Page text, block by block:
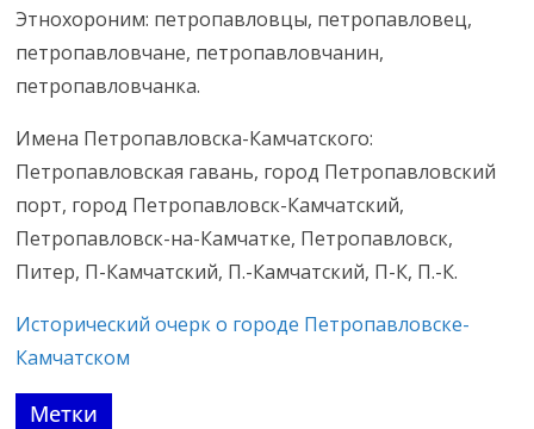
Этнохороним: петропавловцы, петропавловец,
петропавловчане, петропавловчанин,
петропавловчанка.
Имена Петропавловска-Камчатского:
Петропавловская гавань, город Петропавловский
порт, город Петропавловск-Камчатский,
Петропавловск-на-Камчатке, Петропавловск,
Питер, П-Камчатский, П.-Камчатский, П-К, П.-К.
Исторический очерк о городе Петропавловске-
Камчатском
Метки